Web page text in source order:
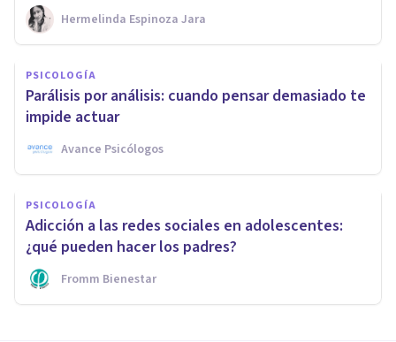
Hermelinda Espinoza Jara
PSICOLOGÍA
Parálisis por análisis: cuando pensar demasiado te
impide actuar
Avance Psicólogos
PSICOLOGÍA
Adicción a las redes sociales en adolescentes:
¿qué pueden hacer los padres?
Fromm Bienestar